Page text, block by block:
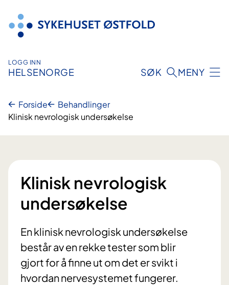
innhold
LOGG INN
HELSENORGE SØK MENY
Forside
Behandlinger
Klinisk nevrologisk undersøkelse
Klinisk nevrologisk
undersøkelse
En klinisk nevrologisk undersøkelse
består av en rekke tester som blir
gjort for å finne ut om det er svikt i
hvordan nervesystemet fungerer.